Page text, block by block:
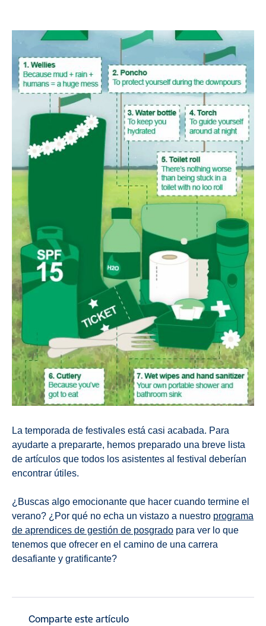
La temporada de festivales está casi acabada. Para
ayudarte a prepararte, hemos preparado una breve lista
de artículos que todos los asistentes al festival deberían
encontrar útiles.
¿Buscas algo emocionante que hacer cuando termine el
verano? ¿Por qué no echa un vistazo a nuestro programa
de aprendices de gestión de posgrado para ver lo que
tenemos que ofrecer en el camino de una carrera
desafiante y gratificante?
Comparte este artículo